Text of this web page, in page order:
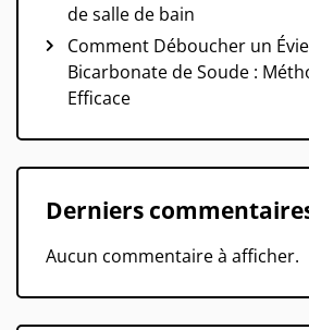
de salle de bain
Comment Déboucher un
Bicarbonate de Soude :
Efficace
Derniers
Aucun commentaire à afficher.